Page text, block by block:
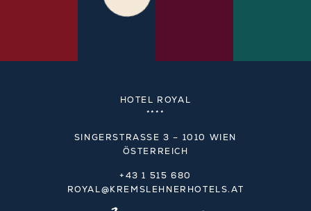
HOTEL ROYAL
****
SINGERSTRASSE 3 – 1010 WIEN
ÖSTERREICH
+43 1 515 680
ROYAL@KREMSLEHNERHOTELS.AT